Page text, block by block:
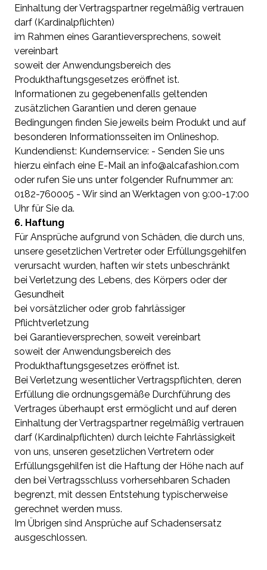
Einhaltung der Vertragspartner regelmäßig vertrauen
darf (Kardinalpflichten)
im Rahmen eines Garantieversprechens, soweit
vereinbart
soweit der Anwendungsbereich des
Produkthaftungsgesetzes eröffnet ist.
Informationen zu gegebenenfalls geltenden
zusätzlichen Garantien und deren genaue
Bedingungen finden Sie jeweils beim Produkt und auf
besonderen Informationsseiten im Onlineshop.
Kundendienst: Kundernservice: - Senden Sie uns
hierzu einfach eine E-Mail an info@alcafashion.com
oder rufen Sie uns unter folgender Rufnummer an:
0182-760005 - Wir sind an Werktagen von 9:00-17:00
Uhr für Sie da.
6. Haftung
Für Ansprüche aufgrund von Schäden, die durch uns,
unsere gesetzlichen Vertreter oder Erfüllungsgehilfen
verursacht wurden, haften wir stets unbeschränkt
bei Verletzung des Lebens, des Körpers oder der
Gesundheit
bei vorsätzlicher oder grob fahrlässiger
Pflichtverletzung
bei Garantieversprechen, soweit vereinbart
soweit der Anwendungsbereich des
Produkthaftungsgesetzes eröffnet ist.
Bei Verletzung wesentlicher Vertragspflichten, deren
Erfüllung die ordnungsgemäße Durchführung des
Vertrages überhaupt erst ermöglicht und auf deren
Einhaltung der Vertragspartner regelmäßig vertrauen
darf (Kardinalpflichten) durch leichte Fahrlässigkeit
von uns, unseren gesetzlichen Vertretern oder
Erfüllungsgehilfen ist die Haftung der Höhe nach auf
den bei Vertragsschluss vorhersehbaren Schaden
begrenzt, mit dessen Entstehung typischerweise
gerechnet werden muss.
Im Übrigen sind Ansprüche auf Schadensersatz
ausgeschlossen.